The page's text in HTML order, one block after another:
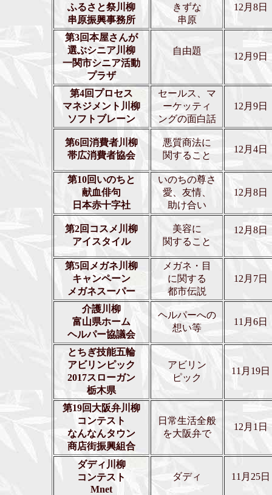
ふるさと祭川柳
串原振興事務所
きずな
串原
12月8日
第3回本屋さんが
選ぶシニア川柳
一関市シニア活動
プラザ
自由題
12月9日
第4回プロセス
マネジメント川柳
ソフトブレーン
セールス、マ
ーケッティ
ングの面白話
12月9日
第6回消費者川柳
帯広消費者協会
悪質商法に
関すること
12月4日
第10回いのちと
献血俳句
日本赤十字社
いのちの尊さ
愛、友情、
助け合い
12月8日
第2回コスメ川柳
アイスタイル
美容に
関すること
12月8日
第5回メガネ川柳
キャンペーン
メガネスーパー
メガネ・目
に関する
都市伝説
12月7日
介護川柳
富山県ホーム
ヘルパー協議会
ヘルパーへの
想い等
11月6日
とちぎ技能五輪
アビリンピック
2017スローガン
栃木県
アビリン
ピック
11月19日
第19回大阪弁川柳
コンテスト
なんなんタウン
商店街振興組合
日常生活全般
を大阪弁で
12月1日
ダディ川柳
コンテスト
Mnet
ダディ 11月25日